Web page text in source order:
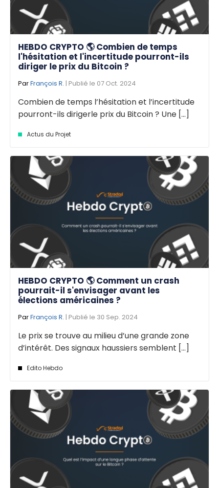
HEBDO CRYPTO 🌎 Combien de temps
l'hésitation et l'incertitude pourront-ils
diriger le prix du Bitcoin ?
ParFrançois R. | Publié le 07 Oct. 2024
Combien de temps l’hésitation et l’incertitude
pourront-ils dirigerle prix du Bitcoin ? Une [...]
Actus du Projet
HEBDO CRYPTO 🌎 Comment un crash
pourrait-il s'envisager avant les
élections américaines ?
ParFrançois R. | Publié le 30 Sep. 2024
Le prix se trouve au milieu d’une grande zone
d’intérêt. Des signaux haussiers semblent [...]
Edito Hebdo